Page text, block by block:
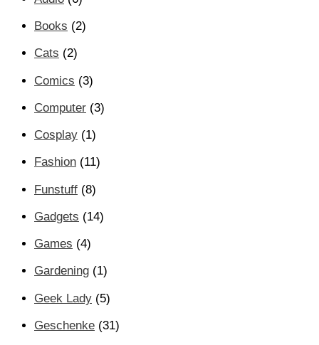
Books (2)
Cats (2)
Comics (3)
Computer (3)
Cosplay (1)
Fashion (11)
Funstuff (8)
Gadgets (14)
Games (4)
Gardening (1)
Geek Lady (5)
Geschenke (31)